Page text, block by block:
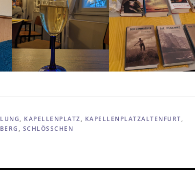
, KAPELLENPLATZ, KAPELLENPLATZALTENFURT,
, SCHLÖSSCHEN